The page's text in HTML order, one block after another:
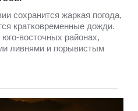
сохранится жаркая погода,
кратковременные дожди.
восточных районах,
ливнями и порывистым